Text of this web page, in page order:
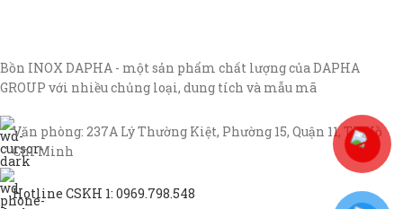
Bồn INOX DAPHA - một sản phẩm chất lượng của DAPHA
GROUP với nhiều chủng loại, dung tích và mẫu mã
Văn phòng: 237A Lý Thường Kiệt, Phường 15, Quận 11, TP Hồ
Chí Minh
Hotline CSKH 1: 0969.798.548